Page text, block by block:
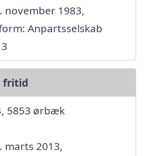
november 1983,
Anpartsselskab
fritid
5853 ørbæk
marts 2013,